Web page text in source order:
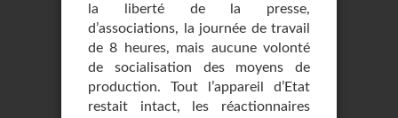
la liberté de la presse,
d’associations, la journée de travail
de 8 heures, mais aucune volonté
de socialisation des moyens de
production. Tout l’appareil d’Etat
restait intact, les réactionnaires